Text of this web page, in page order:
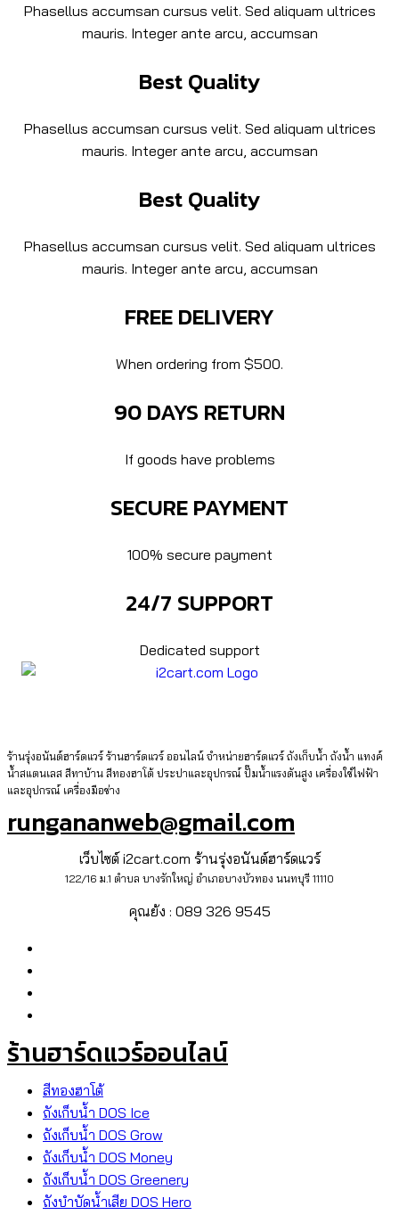
Phasellus accumsan cursus velit. Sed aliquam ultrices
mauris. Integer ante arcu, accumsan
Best Quality
Phasellus accumsan cursus velit. Sed aliquam ultrices
mauris. Integer ante arcu, accumsan
Best Quality
Phasellus accumsan cursus velit. Sed aliquam ultrices
mauris. Integer ante arcu, accumsan
FREE DELIVERY
When ordering from $500.
90 DAYS RETURN
If goods have problems
SECURE PAYMENT
100% secure payment
24/7 SUPPORT
Dedicated support
ร้านรุ่งอนันต์ฮาร์ดแวร์ ร้านฮาร์ดแวร์ ออนไลน์ จำหน่ายฮาร์ดแวร์ ถังเก็บน้ำ ถังน้ำ แทงค์
น้ำสแตนเลส สีทาบ้าน สีทองฮาโต้ ประปาและอุปกรณ์ ปั๊มน้ำแรงดันสูง เครื่องใช้ไฟฟ้า
และอุปกรณ์ เครื่องมือช่าง
rungananweb@gmail.com
เว็บไซต์ i2cart.com ร้านรุ่งอนันต์ฮาร์ดแวร์
122/16 ม.1 ตำบล บางรักใหญ่ อำเภอบางบัวทอง นนทบุรี 11110
คุณย้ง : 089 326 9545
ร้านฮาร์ดแวร์ออนไลน์
สีทองฮาโต้
ถังเก็บน้ำ DOS Ice
ถังเก็บน้ำ DOS Grow
ถังเก็บน้ำ DOS Money
ถังเก็บน้ำ DOS Greenery
ถังบำบัดน้ำเสีย DOS Hero